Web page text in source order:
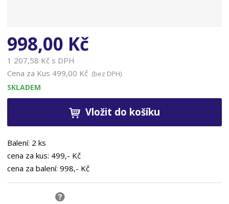
998,00 Kč
1 207,58 Kč s DPH
Cena za Kus 499,00 Kč (bez DPH)
SKLADEM
Vložit do košíku
Balení: 2 ks
cena za kus: 499,- Kč
cena za balení: 998,- Kč